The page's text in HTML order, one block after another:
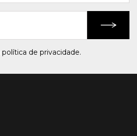
política de privacidade.